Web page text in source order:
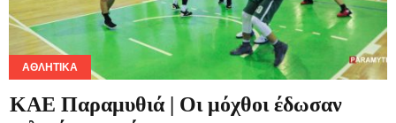
ΑΘΛΗΤΙΚΆ
ΚΑΕ Παραμυθιά | Οι μόχθοι έδωσαν